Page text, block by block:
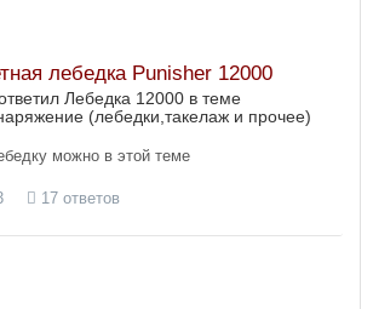
лебедка Punisher 12000
Лебедка 12000 в теме
(лебедки,такелаж и прочее)
можно в этой теме
17 ответов